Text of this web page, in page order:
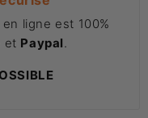
ligne est 100%
et Paypal